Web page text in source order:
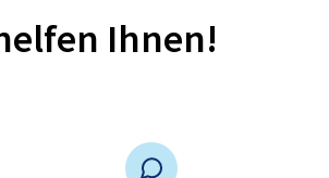
Ihnen!